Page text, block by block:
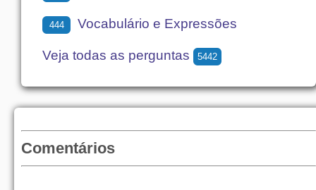
444 Vocabulário e Expressões
Veja todas as perguntas 5442
Comentários